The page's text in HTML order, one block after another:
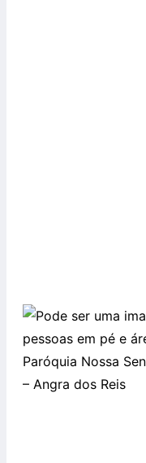
Paróquia Nossa
– Angra dos Reis